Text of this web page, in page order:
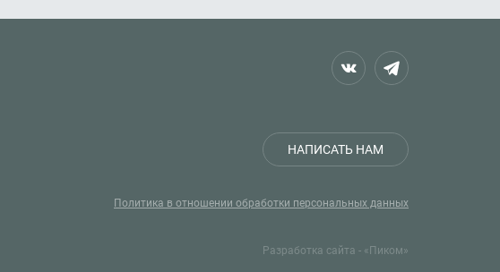
НАПИСАТЬ НАМ
Политика в отношении обработки персональных данных
Разработка сайта - «Пиком»